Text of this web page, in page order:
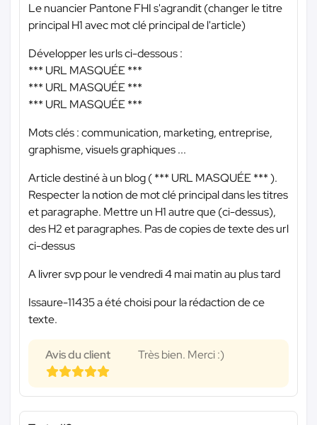
Le nuancier Pantone FHI s'agrandit (changer le titre
principal H1 avec mot clé principal de l'article)
Développer les urls ci-dessous :
*** URL MASQUÉE ***
*** URL MASQUÉE ***
*** URL MASQUÉE ***
Mots clés : communication, marketing, entreprise,
graphisme, visuels graphiques ...
Article destiné à un blog (*** URL MASQUÉE ***).
Respecter la notion de mot clé principal dans les titres
et paragraphe. Mettre un H1 autre que (ci-dessus),
des H2 et paragraphes. Pas de copies de texte des url
ci-dessus
A livrer svp pour le vendredi 4 mai matin au plus tard
Issaure-11435 a été choisi pour la rédaction de ce
texte.
Avis du client Très bien. Merci :)